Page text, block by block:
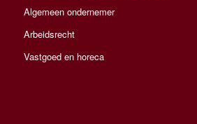
Algemeen ondernemer
Arbeidsrecht
Vastgoed en horeca